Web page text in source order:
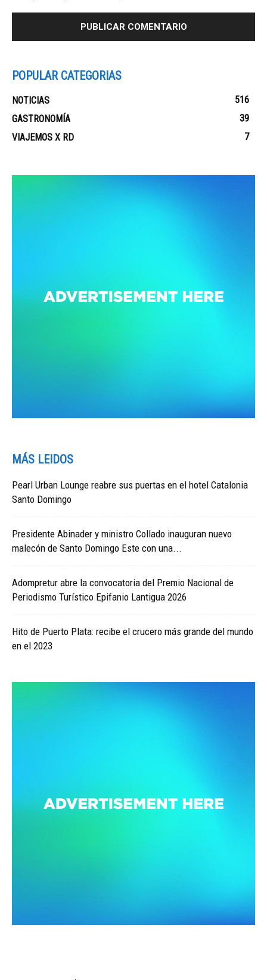
POPULAR CATEGORIAS
NOTICIAS
516
GASTRONOMÍA
39
VIAJEMOS X RD
7
MÁS LEIDOS
Pearl Urban Lounge reabre sus puertas en el hotel Catalonia
Santo Domingo
Presidente Abinader y ministro Collado inauguran nuevo
malecón de Santo Domingo Este con una...
Adompretur abre la convocatoria del Premio Nacional de
Periodismo Turístico Epifanio Lantigua 2026
Hito de Puerto Plata: recibe el crucero más grande del mundo
en el 2023